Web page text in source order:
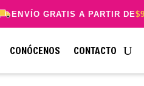
ENVÍO GRATIS A PARTIR DE
CONÓCENOS CONTACTO